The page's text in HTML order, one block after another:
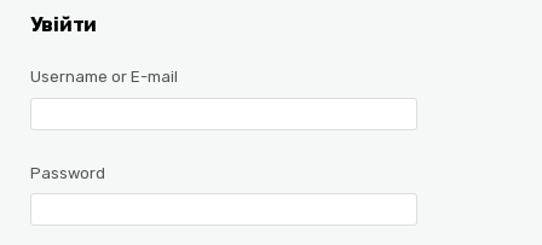
Увійти
Username or E-mail
Password